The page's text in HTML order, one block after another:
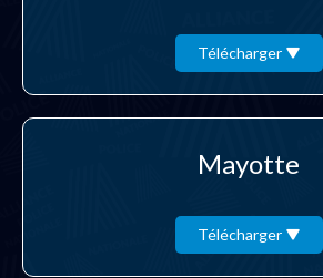
Télécharger
Mayotte
Télécharger